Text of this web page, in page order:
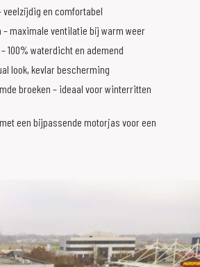
veelzijdig en comfortabel
– maximale ventilatie bij warm weer
100% waterdicht en ademend
look, kevlar bescherming
broeken – ideaal voor winterritten
een bijpassende motorjas voor een